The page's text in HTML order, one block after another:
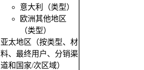
意大利（类型）
欧洲其他地区
（类型）
亚太地区（按类型、材
料、最终用户、分销渠
道和国家/次区域）